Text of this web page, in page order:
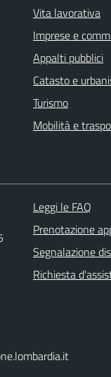
Vita lavorativa
Imprese e
Appalti pubblici
Catasto e
Turismo
Mobilità e
Leggi le FAQ
Prenotazione
Segnalazione
Richiesta